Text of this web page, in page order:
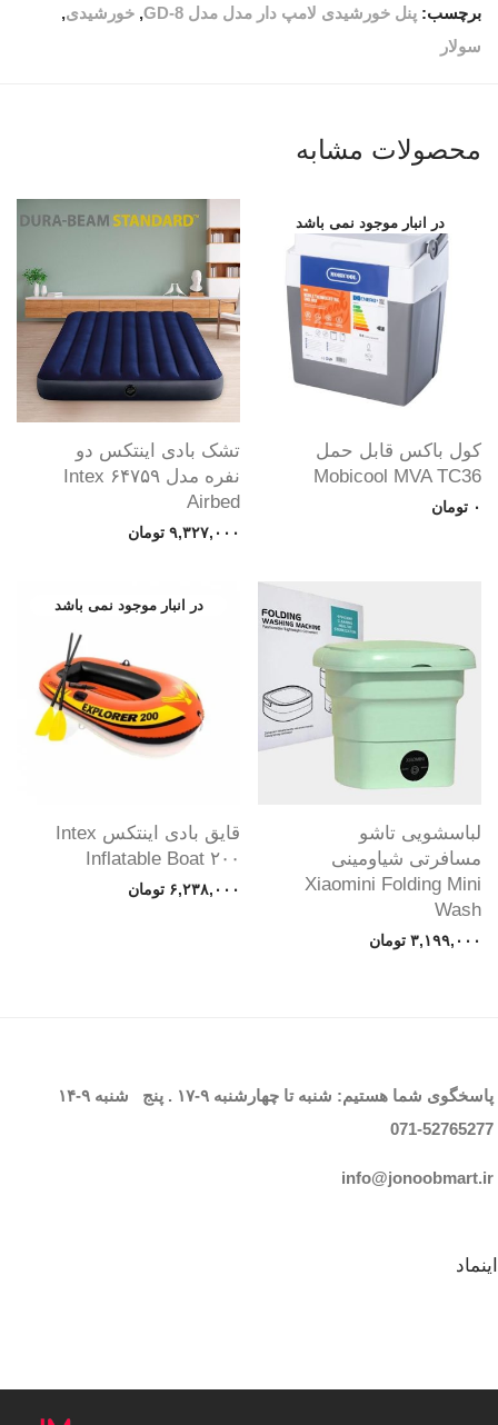
برچسب: پنل خورشیدی لامپ دار مدل مدل GD-8 , خورشیدی,
سولار
محصولات مشابه
کول باکس قابل حمل
Mobicool MVA TC36
۰ تومان
تشک بادی اینتکس دو
نفره مدل ۶۴۷۵۹ Intex
Airbed
۹,۳۲۷,۰۰۰ تومان
لباسشویی تاشو
مسافرتی شیاومینی
Xiaomini Folding Mini
Wash
۳,۱۹۹,۰۰۰ تومان
قایق بادی اینتکس Intex
Inflatable Boat ۲۰۰
۶,۲۳۸,۰۰۰ تومان
پاسخگوی شما هستیم: شنبه تا چهارشنبه ۹-۱۷ . پنج شنبه ۹-۱۴
071-52765277
info@jonoobmart.ir
اینماد